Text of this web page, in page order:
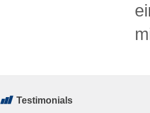
Testimonials